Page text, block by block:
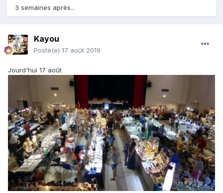
3 semaines après...
Kayou
Posté(e) 17 août 2019
Jourd'hui 17 août